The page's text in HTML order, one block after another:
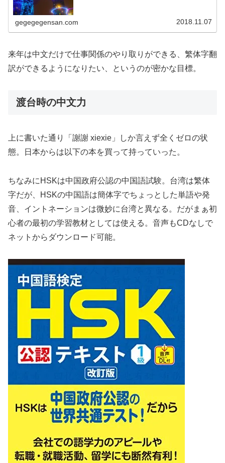
gegegegensan.com 2018.11.07
来年は中文だけで仕事関係のやり取りができる、繁体字翻
訳ができるようになりたい、というのが密かな目標。
渡台時の中文力
上に書いた通り「謝謝 xiexie」しか言えず全くゼロの状
態。日本からは以下の本を買って持っていった。
ちなみにHSKは中国政府公認の中国語試験。台湾は繁体
字だが、HSKの中国語は簡体字でちょっとした単語や発
音、イントネーションは微妙に台湾と異なる。だがまぁ初
心者の最初の学習教材としては使える。音声もCDなしで
ネットからダウンロード可能。